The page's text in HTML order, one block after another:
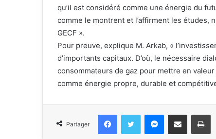
qu’il est considéré comme une énergie du
comme le montrent et l’affirment les études,
GECF ».
Pour preuve, explique M. Arkab, «
d’importants capitaux. D’où, le nécessaire
consommateurs de gaz pour mettre en
comme énergie propre, durable et
Partager
FacebookTwitter Messenger
Partager par email